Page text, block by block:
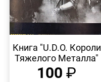
ПРОСМОТР
Книга "U.D.O. Короли
Тяжелого Металла"
100 ₽